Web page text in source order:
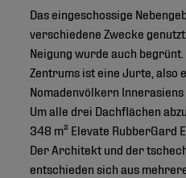
Das eingeschossige
verschiedene Zwecke
Neigung wurde auch
Zentrums ist eine Jurte, also
Nomadenvölkern Innerasiens
Um alle drei Dachflächen
348 m² Elevate RubberGard
Der Architekt und der
entschieden sich aus